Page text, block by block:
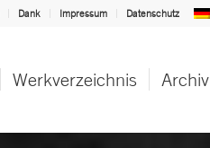
Dank Impressum Datenschutz
Werkverzeichnis Archiv